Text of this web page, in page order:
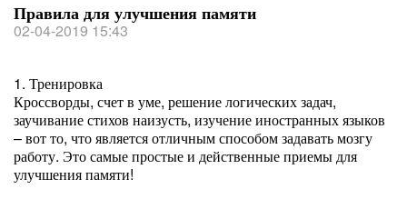
Правила для улучшения памяти
02-04-2019 15:43
1. Тренировка
Кроссворды, счет в уме, решение логических задач,
заучивание стихов наизусть, изучение иностранных языков
– вот то, что является отличным способом задавать мозгу
работу. Это самые простые и действенные приемы для
улучшения памяти!